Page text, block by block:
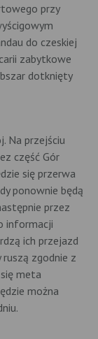
przy
do czeskiej
zabytkowe
dotknięty
Na przejściu
część Gór
się przerwa
ponownie będą
przez
informacji
ich przejazd
ruszą zgodnie z
meta
można